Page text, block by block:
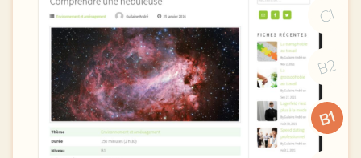
C1
B2
B1